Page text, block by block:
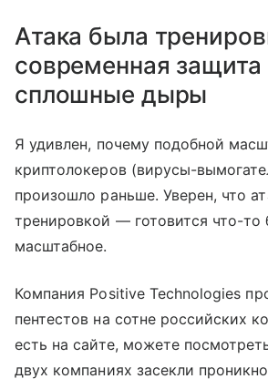
Атака была
современная
сплошные дыры
Я удивлен, почему подобной
криптолокеров (вирусы-
произошло раньше. Уверен, что
тренировкой — готовится что-то
масштабное.
Компания Positive Technologies
пентестов на сотне российских
есть на сайте, можете
двух компаниях засекли